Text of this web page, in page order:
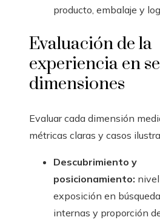
producto, embalaje y
Evaluación de la
experiencia en
dimensiones
Evaluar cada dimensión
métricas claras y casos
Descubrimiento y
posicionamiento:
exposición en
internas y proporción